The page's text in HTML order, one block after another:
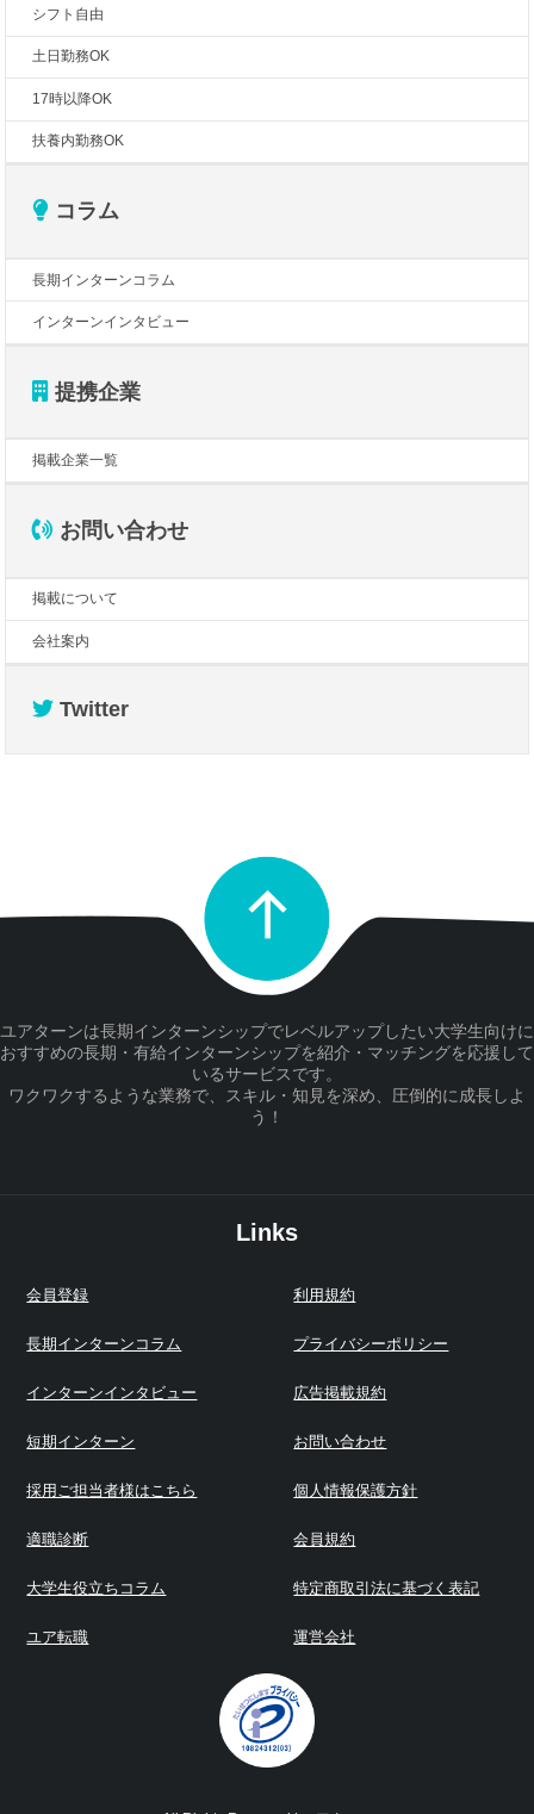
シフト自由
土日勤務OK
17時以降OK
扶養内勤務OK
コラム
長期インターンコラム
インターンインタビュー
提携企業
掲載企業一覧
お問い合わせ
掲載について
会社案内
Twitter
ユアターンは長期インターンシップでレベルアップしたい大学生向けに
おすすめの長期・有給インターンシップを紹介・マッチングを応援して
いるサービスです。
ワクワクするような業務で、スキル・知見を深め、圧倒的に成長しよ
う！
Links
会員登録
長期インターンコラム
インターンインタビュー
短期インターン
採用ご担当者様はこちら
適職診断
大学生役立ちコラム
ユア転職
利用規約
プライバシーポリシー
広告掲載規約
お問い合わせ
個人情報保護方針
会員規約
特定商取引法に基づく表記
運営会社